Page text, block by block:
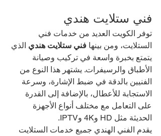
فني ستلايت هندي
توفر الكويت العديد من خدمات فني
الستلايت، ومن بينها فني ستلايت هندي الذي
يتمتع بخبرة واسعة في تركيب وصيانة
الأطباق والرسيفرات. يشتهر هذا النوع من
الفنيين بالدقة في ضبط الإشارة، وسرعة
الاستجابة للأعطال، بالإضافة إلى القدرة
على التعامل مع مختلف أنواع الأجهزة
الحديثة مثل HD و4K وIPTV.
يقدم الفني الهندي جميع خدمات الستلايت